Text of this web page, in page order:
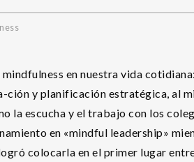
en nuestra vida cotidiana:
ción y planificación estratégica, al
la escucha y el trabajo con los
en «mindful leadership»
colocarla en el primer lugar